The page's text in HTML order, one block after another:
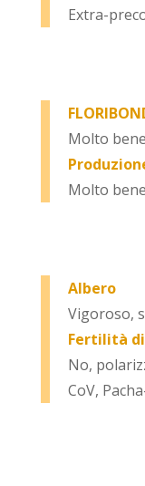
Extra-
Molto bene
Molto bene
Albero
Vigoroso,
Fertilità
No,
CoV,